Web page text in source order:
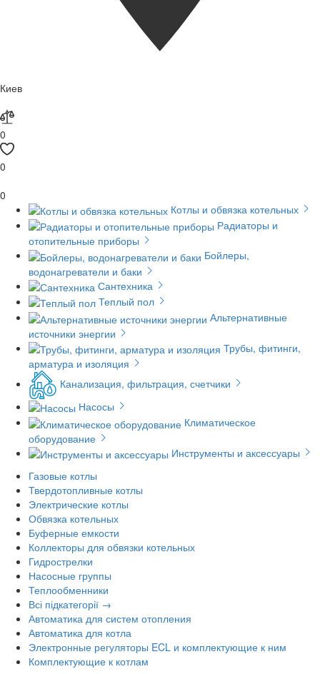
Киев
0
0
0
Котлы и обвязка котельных
Радиаторы и
отопительные приборы
Бойлеры,
водонагреватели и баки
Сантехника
Теплый пол
Альтернативные
источники энергии
Трубы, фитинги,
арматура и изоляция
Канализация, фильтрация, счетчики
Насосы
Климатическое
оборудование
Инструменты и аксессуары
Газовые котлы
Твердотопливные котлы
Электрические котлы
Обвязка котельных
Буферные емкости
Коллекторы для обвязки котельных
Гидрострелки
Насосные группы
Теплообменники
Всі підкатегорії →
Автоматика для систем отопления
Автоматика для котла
Электронные регуляторы ECL и комплектующие к ним
Комплектующие к котлам